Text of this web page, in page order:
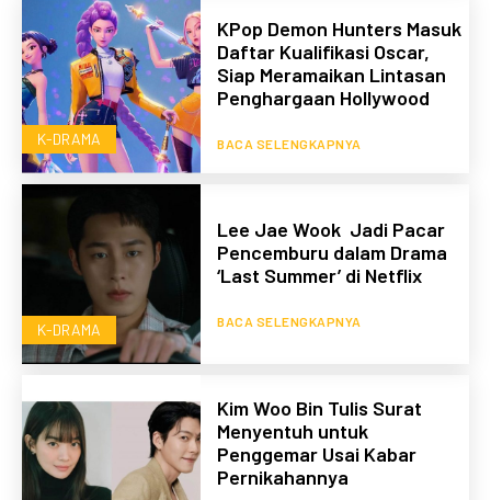
K-DRAMA
KPop Demon Hunters Masuk
Daftar Kualifikasi Oscar,
Siap Meramaikan Lintasan
Penghargaan Hollywood
BACA SELENGKAPNYA
K-DRAMA
Lee Jae Wook Jadi Pacar
Pencemburu dalam Drama
‘Last Summer’ di Netflix
BACA SELENGKAPNYA
Kim Woo Bin Tulis Surat
Menyentuh untuk
Penggemar Usai Kabar
Pernikahannya